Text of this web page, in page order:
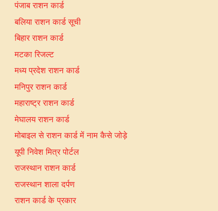
पंजाब राशन कार्ड
बलिया राशन कार्ड सूची
बिहार राशन कार्ड
मटका रिजल्ट
मध्य प्रदेश राशन कार्ड
मनिपुर राशन कार्ड
महाराष्ट्र राशन कार्ड
मेघालय राशन कार्ड
मोबाइल से राशन कार्ड में नाम कैसे जोड़े
यूपी निवेश मित्र पोर्टल
राजस्थान राशन कार्ड
राजस्थान शाला दर्पण
राशन कार्ड के प्रकार